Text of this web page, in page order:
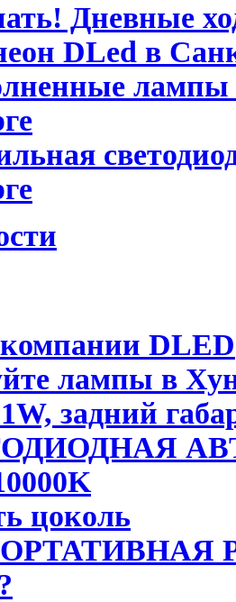
Дневные
DLed в
DLED
лампы в
задний
цоколь